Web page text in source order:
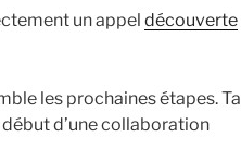
un appel découverte
les prochaines étapes. Ta
d’une collaboration